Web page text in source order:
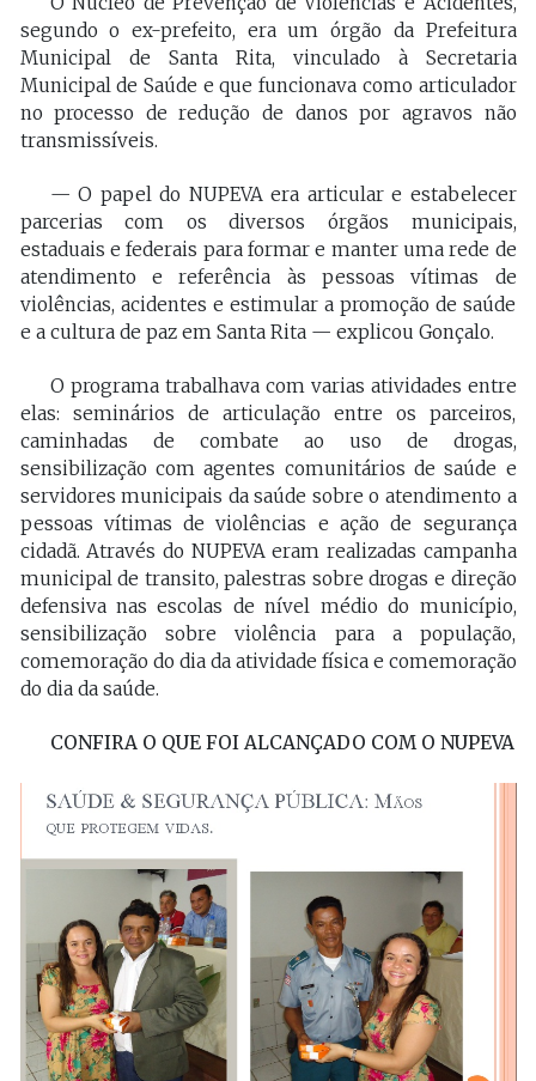
segundo o ex-prefeito, era um órgão da Prefeitura
Municipal de Santa Rita, vinculado à Secretaria
Municipal de Saúde e que funcionava como articulador
no processo de redução de danos por agravos não
transmissíveis.
— O papel do NUPEVA era articular e estabelecer
parcerias com os diversos órgãos municipais,
estaduais e federais para formar e manter uma rede de
atendimento e referência às pessoas vítimas de
violências, acidentes e estimular a promoção de saúde
e a cultura de paz em Santa Rita — explicou Gonçalo.
O programa trabalhava com varias atividades entre
elas: seminários de articulação entre os parceiros,
caminhadas de combate ao uso de drogas,
sensibilização com agentes comunitários de saúde e
servidores municipais da saúde sobre o atendimento a
pessoas vítimas de violências e ação de segurança
cidadã. Através do NUPEVA eram realizadas campanha
municipal de transito, palestras sobre drogas e direção
defensiva nas escolas de nível médio do município,
sensibilização sobre violência para a população,
comemoração do dia da atividade física e comemoração
do dia da saúde.
CONFIRA O QUE FOI ALCANÇADO COM O NUPEVA